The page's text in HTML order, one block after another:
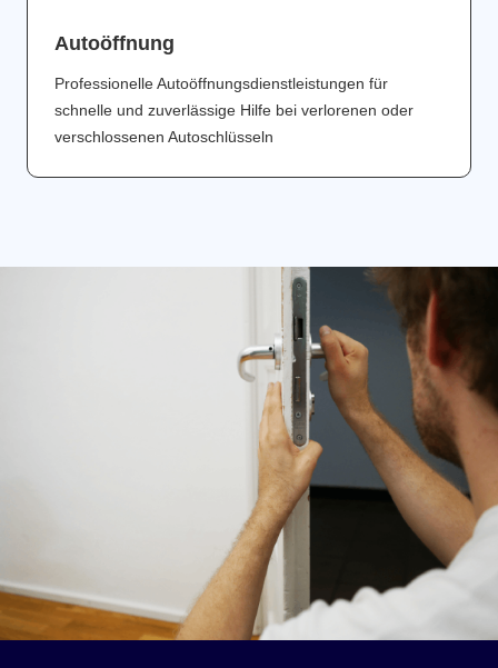
Аutoöffnung
Professionelle Autoöffnungsdienstleistungen für
schnelle und zuverlässige Hilfe bei verlorenen oder
verschlossenen Autoschlüsseln